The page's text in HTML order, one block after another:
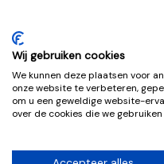
Download nu gratis e-
Wij gebruiken cookies
We kunnen deze plaatsen voor
onze website te verbeteren,
om u een geweldige website-
over de cookies die we